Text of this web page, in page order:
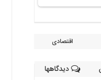
اقتصادی
دیدگاهها